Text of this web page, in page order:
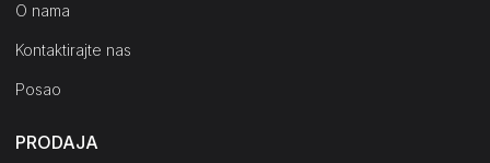
O nama
Kontaktirajte nas
Posao
PRODAJA